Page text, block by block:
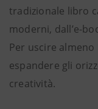
tradizionale libro
moderni, dall’e-
Per uscire
espandere gli
creatività.